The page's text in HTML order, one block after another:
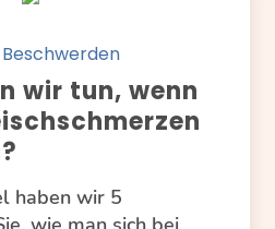
wir tun, wenn
haben wir 5